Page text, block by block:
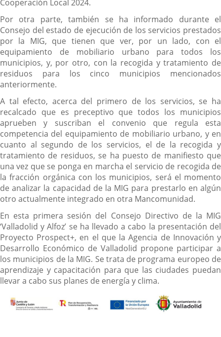
Cooperación Local 2024.
Por otra parte, también se ha informado durante el
Consejo del estado de ejecución de los servicios prestados
por la MIG, que tienen que ver, por un lado, con el
equipamiento de mobiliario urbano para todos los
municipios, y, por otro, con la recogida y tratamiento de
residuos para los cinco municipios mencionados
anteriormente.
A tal efecto, acerca del primero de los servicios, se ha
recalcado que es preceptivo que todos los municipios
aprueben y suscriban el convenio que regula esta
competencia del equipamiento de mobiliario urbano, y en
cuanto al segundo de los servicios, el de la recogida y
tratamiento de residuos, se ha puesto de manifiesto que
una vez que se ponga en marcha el servicio de recogida de
la fracción orgánica con los municipios, será el momento
de analizar la capacidad de la MIG para prestarlo en algún
otro actualmente integrado en otra Mancomunidad.
En esta primera sesión del Consejo Directivo de la MIG
‘Valladolid y Alfoz’ se ha llevado a cabo la presentación del
Proyecto Prospect+, en el que la Agencia de Innovación y
Desarrollo Económico de Valladolid propone participar a
los municipios de la MIG. Se trata de programa europeo de
aprendizaje y capacitación para que las ciudades puedan
llevar a cabo sus planes de energía y clima.